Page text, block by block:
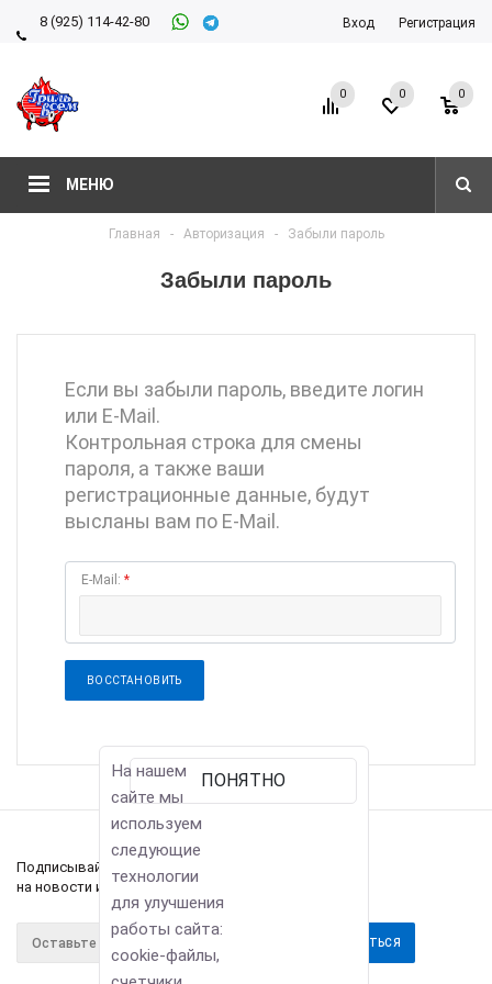
8 (925) 114-42-80
Вход Регистрация
МЕНЮ
0 0
0
Главная - Авторизация - Забыли пароль
Забыли пароль
Если вы забыли пароль, введите логин
или E-Mail.
Контрольная строка для смены
пароля, а также ваши
регистрационные данные, будут
высланы вам по E-Mail.
E-Mail: *
ВОССТАНОВИТЬ
Подписывайтесь
на новости и акции
ПОНЯТНО
На нашем
сайте мы
используем
следующие
технологии
для улучшения
работы сайта:
cookie-файлы,